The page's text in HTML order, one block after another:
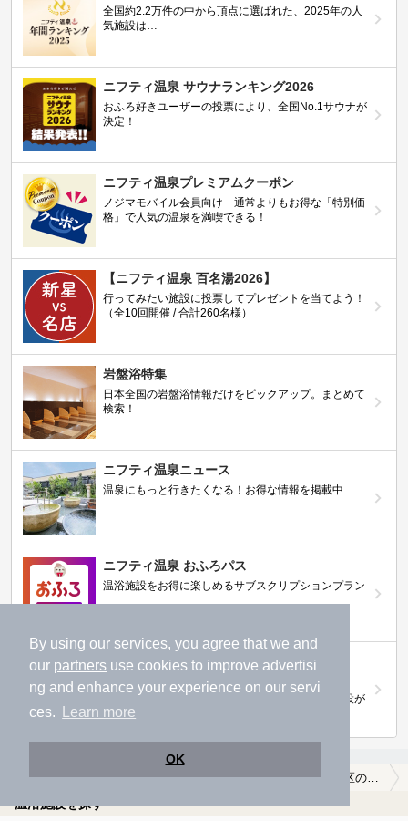
By using our services, you agree that we and
our partners use cookies to improve advertisi
ng and enhance your experience on our servi
ces.
Learn more
OK
全国約2.2万件の中から頂点に選ばれた、2025年の人
気施設は…
ニフティ温泉 サウナランキング2026
おふろ好きユーザーの投票により、全国No.1サウナが
決定！
ニフティ温泉プレミアムクーポン
ノジマモバイル会員向け 通常よりもお得な「特別価
格」で人気の温泉を満喫できる！
【ニフティ温泉 百名湯2026】
行ってみたい施設に投票してプレゼントを当てよう！
（全10回開催 / 合計260名様）
岩盤浴特集
日本全国の岩盤浴情報だけをピックアップ。まとめて
検索！
ニフティ温泉ニュース
温泉にもっと行きたくなる！お得な情報を掲載中
ニフティ温泉 おふろパス
温浴施設をお得に楽しめるサブスクリプションプラン
【ニフティライフスタイル株主優待のご案
株主優待制度で人気の温浴施設に行こう！対象施設が
拡充されました！
温泉TOP 関東 神奈川県 横浜市港北区 横浜市港北区の温泉宿・温泉旅館・ホテルおすすめ(2026年版)
温浴施設を探す